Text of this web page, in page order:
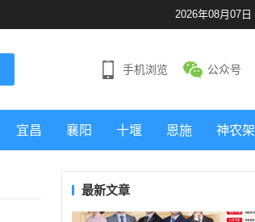
2026年08月07日
手机浏览 公众号
宜昌 襄阳 十堰 恩施 神农架
最新文章